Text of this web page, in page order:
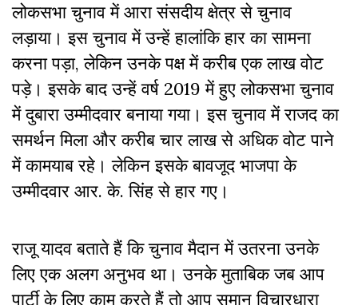
लोकसभा चुनाव में आरा संसदीय क्षेत्र से चुनाव
लड़ाया। इस चुनाव में उन्हें हालांकि हार का सामना
करना पड़ा, लेकिन उनके पक्ष में करीब एक लाख वोट
पड़े। इसके बाद उन्हें वर्ष 2019 में हुए लोकसभा चुनाव
में दुबारा उम्मीदवार बनाया गया। इस चुनाव में राजद का
समर्थन मिला और करीब चार लाख से अधिक वोट पाने
में कामयाब रहे। लेकिन इसके बावजूद भाजपा के
उम्मीदवार आर. के. सिंह से हार गए।
राजू यादव बताते हैं कि चुनाव मैदान में उतरना उनके
लिए एक अलग अनुभव था। उनके मुताबिक जब आप
पार्टी के लिए काम करते हैं तो आप समान विचारधारा